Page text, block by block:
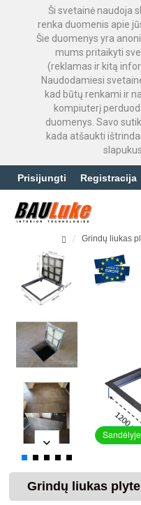
Ši svetainė naudoja
renka duomenis apie
Šie duomenys yra
mums pritaikyti
(reklamas ir kitą
Naudodamiesi
kad būtų renkami ir
kompiuterį
duomenys. Savo
kada atšaukti
slapukus.
Prisijungti Registracija
Grindų liukas
Sandėlyje
Grindų liukas